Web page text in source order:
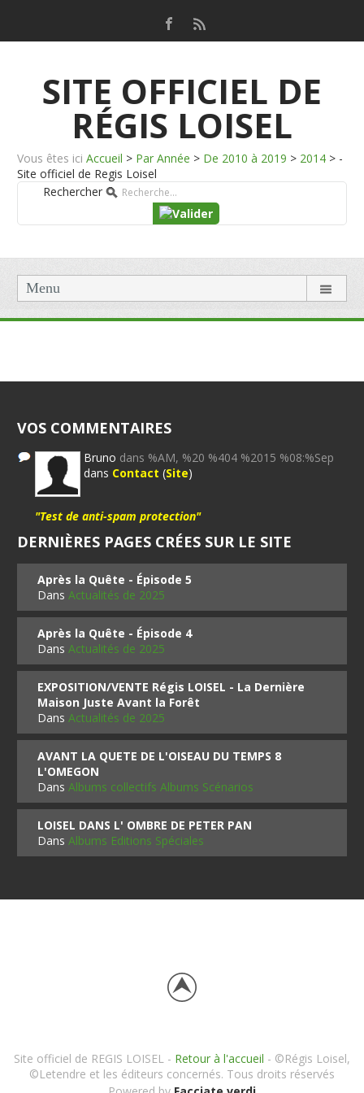
SITE OFFICIEL DE
RÉGIS LOISEL
Vous êtes ici Accueil > Par Année > De 2010 à 2019 > 2014 > -
Site officiel de Regis Loisel
Rechercher
Menu
VOS COMMENTAIRES
Bruno dans %AM, %20 %404 %2015 %08:%Sep
dans Contact (Site)
"Test de anti-spam protection"
DERNIÈRES PAGES CRÉES SUR LE SITE
Après la Quête - Épisode 5
DansActualités de 2025
Après la Quête - Épisode 4
DansActualités de 2025
EXPOSITION/VENTE Régis LOISEL - La Dernière
Maison Juste Avant la Forêt
DansActualités de 2025
AVANT LA QUETE DE L'OISEAU DU TEMPS 8
L'OMEGON
DansAlbums collectifs Albums Scénarios
LOISEL DANS L' OMBRE DE PETER PAN
DansAlbums Editions Spéciales
Site officiel de REGIS LOISEL - Retour à l'accueil - ©Régis Loisel,
©Letendre et les éditeurs concernés. Tous droits réservés